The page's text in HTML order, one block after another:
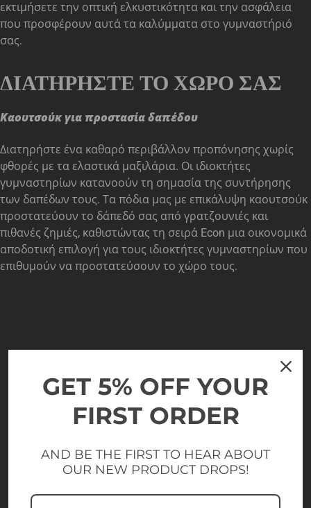
εκτιμήσετε την οπτική ελκυστικότητα και την ασφάλεια
που προσφέρουν αυτά τα καλύμματα στο γυμναστήριό
σας.
ΔΙΑΤΗΡΉΣΤΕ ΤΟ ΧΏΡΟ ΣΑΣ
Καουτσούκ για προστασία δαπέδου
Διατηρήστε ένα καθαρό περιβάλλον προπόνησης χωρίς
φθορές με τα ελαστικά μαξιλάρια. Οι ιδιοκτήτες
γυμναστηρίων κατανοούν τη σημασία της συντήρησης
των δαπέδων τους. Τα πόδια μας με επικάλυψη καουτσούκ
προστατεύουν το δάπεδό σας από γρατζουνιές και
πιθανές ζημιές, καθιστώντας τη σειρά Econ μια οικονομικά
αποδοτική επιλογή για τους ιδιοκτήτες γυμναστηρίων που
επιθυμούν να προστατεύσουν το χώρο τους.
GET 5% OFF YOUR
FIRST ORDER
AND BE THE FIRST TO HEAR ABOUT
OUR NEW PRODUCT DROPS!